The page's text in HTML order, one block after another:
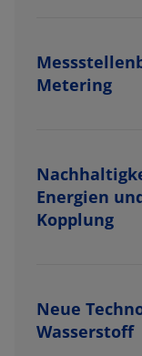
Metering
Energien
Kopplung
Neue
Wasserstoff